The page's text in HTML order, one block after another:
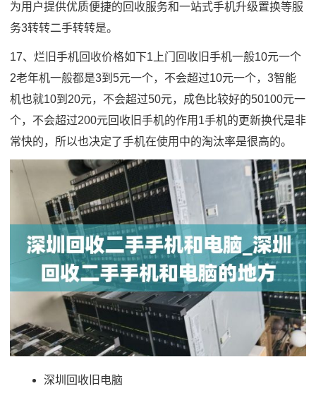
为用户提供优质便捷的回收服务和一站式手机升级置换等服
务3转转二手转转是。
17、烂旧手机回收价格如下1上门回收旧手机一般10元一个
2老年机一般都是3到5元一个，不会超过10元一个，3智能
机也就10到20元，不会超过50元，成色比较好的50100元一
个，不会超过200元回收旧手机的作用1手机的更新换代是非
常快的，所以也决定了手机在使用中的淘汰率是很高的。
深圳回收旧电脑